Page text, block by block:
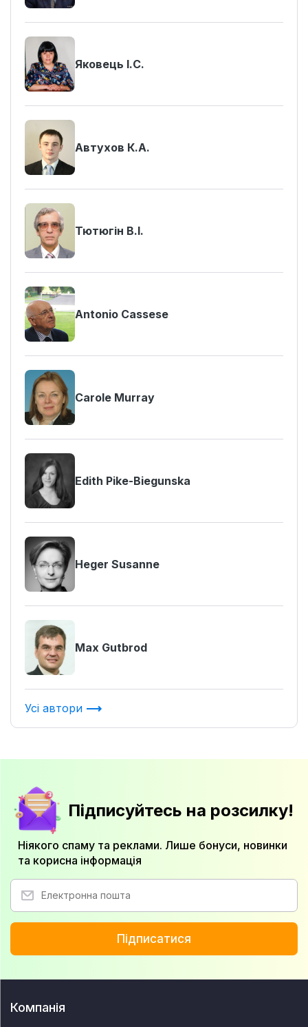
Яковець І.С.
Автухов К.А.
Тютюгін В.І.
Antonio Cassese
Carole Murray
Edith Pike-Biegunska
Heger Susanne
Max Gutbrod
Усі автори
Підписуйтесь на розсилку!
Ніякого спаму та реклами. Лише бонуси, новинки
та корисна інформація
Підписатися
Компанія